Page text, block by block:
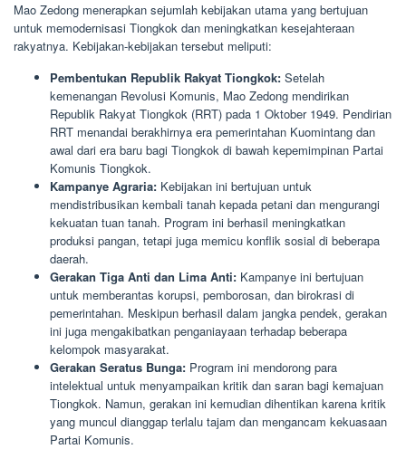
Mao Zedong menerapkan sejumlah kebijakan utama yang bertujuan
untuk memodernisasi Tiongkok dan meningkatkan kesejahteraan
rakyatnya. Kebijakan-kebijakan tersebut meliputi:
Pembentukan Republik Rakyat Tiongkok: Setelah
kemenangan Revolusi Komunis, Mao Zedong mendirikan
Republik Rakyat Tiongkok (RRT) pada 1 Oktober 1949. Pendirian
RRT menandai berakhirnya era pemerintahan Kuomintang dan
awal dari era baru bagi Tiongkok di bawah kepemimpinan Partai
Komunis Tiongkok.
Kampanye Agraria: Kebijakan ini bertujuan untuk
mendistribusikan kembali tanah kepada petani dan mengurangi
kekuatan tuan tanah. Program ini berhasil meningkatkan
produksi pangan, tetapi juga memicu konflik sosial di beberapa
daerah.
Gerakan Tiga Anti dan Lima Anti: Kampanye ini bertujuan
untuk memberantas korupsi, pemborosan, dan birokrasi di
pemerintahan. Meskipun berhasil dalam jangka pendek, gerakan
ini juga mengakibatkan penganiayaan terhadap beberapa
kelompok masyarakat.
Gerakan Seratus Bunga: Program ini mendorong para
intelektual untuk menyampaikan kritik dan saran bagi kemajuan
Tiongkok. Namun, gerakan ini kemudian dihentikan karena kritik
yang muncul dianggap terlalu tajam dan mengancam kekuasaan
Partai Komunis.